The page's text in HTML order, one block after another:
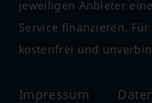
jeweiligen Anbieter
Service finanzieren.
kostenfrei und
Impressum